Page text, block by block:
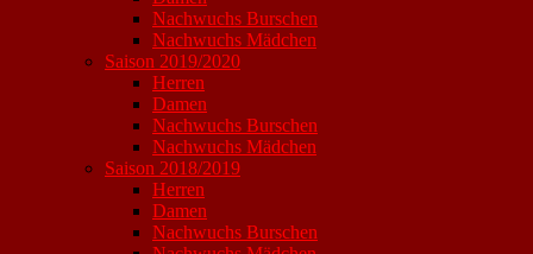
Nachwuchs Burschen
Nachwuchs Mädchen
Saison 2019/2020
Herren
Damen
Nachwuchs Burschen
Nachwuchs Mädchen
Saison 2018/2019
Herren
Damen
Nachwuchs Burschen